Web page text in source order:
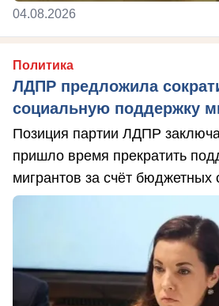
04.08.2026
Политика
ЛДПР предложила
социальную поддержку
Позиция партии ЛДПР
пришло время прекратить
мигрантов за счёт бюджетных